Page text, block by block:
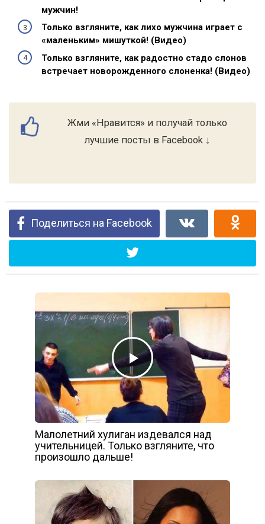
мужчин!
Только взгляните, как лихо мужчина играет с
«маленьким» мишуткой! (Видео)
Только взгляните, как радостно стадо слонов
встречает новорожденного слоненка! (Видео)
Жми «Нравится» и получай только
лучшие посты в Facebook ↓
Поделиться на Facebook
Малолетний хулиган издевался над
учительницей. Только взгляните, что
произошло дальше!